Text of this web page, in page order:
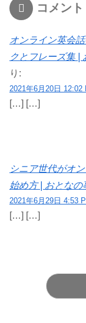
コメント
オンライン英会
クとフレーズ集 |
り:
2021年6月20日 12:02
[…] […]
シニア世代がオ
始め方 | おとな
2021年6月29日 4:53
[…] […]